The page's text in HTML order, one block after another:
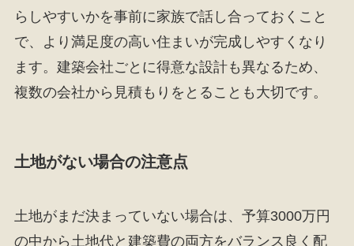
らしやすいかを事前に家族で話し合っておくこと
で、より満足度の高い住まいが完成しやすくなり
ます。建築会社ごとに得意な設計も異なるため、
複数の会社から見積もりをとることも大切です。
土地がない場合の注意点
土地がまだ決まっていない場合は、予算3000万円
の中から土地代と建築費の両方をバランス良く配